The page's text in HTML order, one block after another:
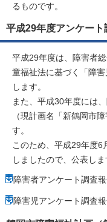
るものです。
平成29年度アンケー
平成29年度は、障害者
童福祉法に基づく「障
します。
また、平成30年度には
（現計画名「新鶴岡市
す。
このため、平成29年度6
しましたので、公表しま
障害者アンケート調査
障害児アンケート調査